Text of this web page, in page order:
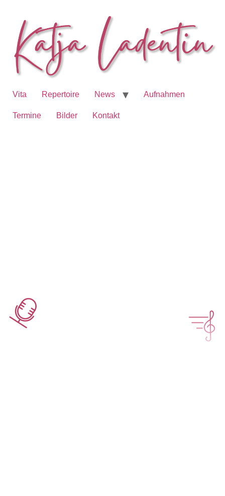
Vita Repertoire News Aufnahmen
Termine Bilder Kontakt